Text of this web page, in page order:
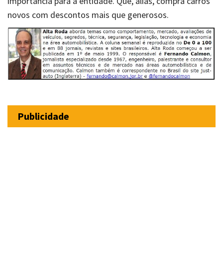
novos com descontos mais que generosos.
Publicidade